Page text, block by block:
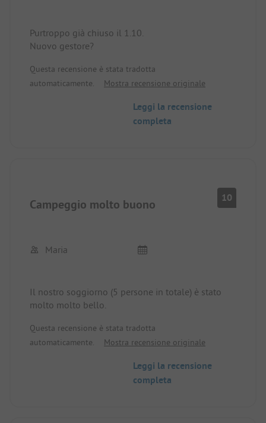
Purtroppo già chiuso il 1.10.
Nuovo gestore?
Questa recensione è stata tradotta
automaticamente.
Mostra recensione originale
Leggi la recensione
completa
Campeggio molto buono 10
Maria
Il nostro soggiorno (5 persone in totale) è stato
molto molto bello.
Questa recensione è stata tradotta
automaticamente.
Mostra recensione originale
Leggi la recensione
completa